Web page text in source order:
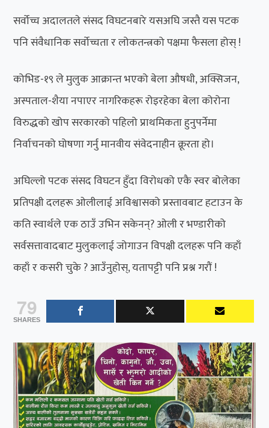
सर्वोच्च अदालतले संसद विघटनबारे यसअघि जस्तै यस पटक
पनि संवैधानिक सर्वोच्चता र लोकतन्त्रको पक्षमा फैसला होस् !
कोभिड-१९ ले मुलुक आक्रान्त भएको बेला औषधी, अक्सिजन,
अस्पताल-शैया नपाएर नागरिकहरू रोइरहेका बेला कोरोना
विरुद्धको खोप सरकारको पहिलो प्राथमिकता हुनुपर्नेमा
निर्वाचनको घोषणा गर्नु मानवीय संवेदनाहीन क्रूरता हो।
अघिल्लो पटक संसद विघटन हुँदा विरोधको एकै स्वर बोलेका
प्रतिपक्षी दलहरू ओलीलाई अविश्वासको प्रस्तावबाट हटाउन के
कति स्वार्थले एक ठाउँ उभिन सकेनन्? ओली र भण्डारीको
सर्वसत्तावादबाट मुलुकलाई जोगाउन विपक्षी दलहरू पनि कहाँ
कहाँ र कसरी चुके ? आउँनुहोस्, यतापट्टी पनि प्रश्न गरौं !
79
SHARES